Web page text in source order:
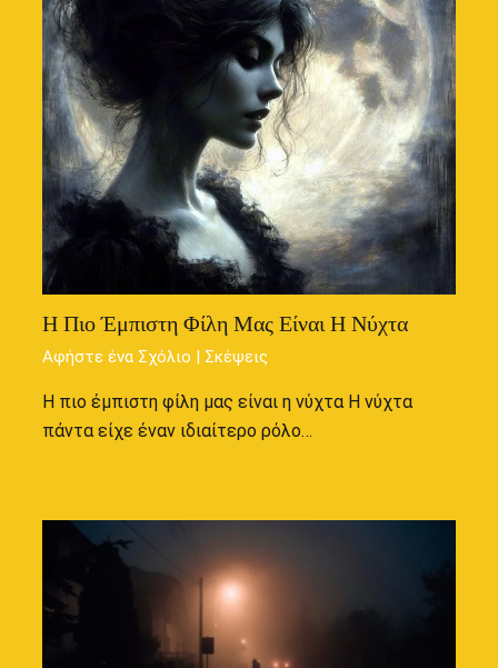
Η Πιο Έμπιστη Φίλη Μας Είναι Η Νύχτα
Αφήστε ένα Σχόλιο | Σκέψεις
Η πιο έμπιστη φίλη μας είναι η νύχτα Η νύχτα
πάντα είχε έναν ιδιαίτερο ρόλο…